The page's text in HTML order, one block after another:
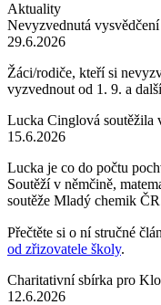
Aktuality
Nevyzvednutá vysvědčení
29.6.2026
Žáci/rodiče, kteří si
vyzvednout od 1. 9. a
Lucka Cinglová soutěžila
15.6.2026
Lucka je co do počtu
Soutěží v němčině,
soutěže Mladý chemik
Přečtěte si o ní stručné
od zřizovatele školy.
Charitativní sbírka pro
12.6.2026